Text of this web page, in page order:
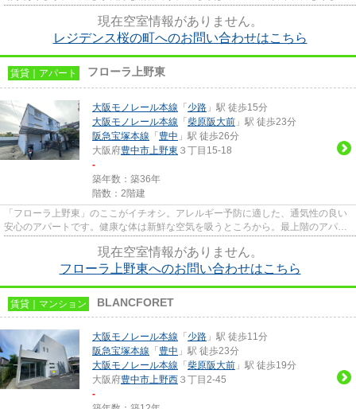
現在空室情報がありません。
レジデンス桜の町へのお問い合わせはこちら
賃貸｜アパート フローラ上野東
大阪モノレール本線 「 少路 」駅 徒歩15分
大阪モノレール本線 「 柴原阪大前 」駅 徒歩23分
阪急宝塚本線 「 豊中 」駅 徒歩26分
大阪府豊中市上野東 ３丁目15-18
-
築年数：築36年
階数：2階建
「フローラ上野東」のここがイチオシ。アレルギー予防に適した、通気性の良い
安心のアパートです。健康な体は新鮮な空気を吸うところから。最上階のアパー
現在空室情報がありません。
フローラ上野東へのお問い合わせはこちら
賃貸｜マンション BLANCFORET
大阪モノレール本線 「 少路 」駅 徒歩11分
阪急宝塚本線 「 豊中 」駅 徒歩23分
大阪モノレール本線 「 柴原阪大前 」駅 徒歩19分
大阪府豊中市上野西 ３丁目2-45
-